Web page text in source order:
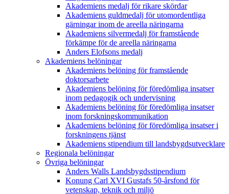
Akademiens medalj för rikare skördar
Akademiens guldmedalj för utomordentliga
gärningar inom de areella näringarna
Akademiens silvermedalj för framstående
förkämpe för de areella näringarna
Anders Elofsons medalj
Akademiens belöningar
Akademiens belöning för framstående
doktorsarbete
Akademiens belöning för föredömliga insatser
inom pedagogik och undervisning
Akademiens belöning för föredömliga insatser
inom forskningskommunikation
Akademiens belöning för föredömliga insatser i
forskningens tjänst
Akademiens stipendium till landsbygdsutvecklare
Regionala belöningar
Övriga belöningar
Anders Walls Landsbygdsstipendium
Konung Carl XVI Gustafs 50-årsfond för
vetenskap, teknik och miljö